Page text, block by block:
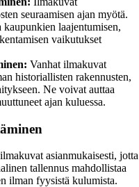
seuraamisen ajan myötä.
kaupunkien laajentumisen,
vaikutukset
Vanhat ilmakuvat
historiallisten rakennusten,
Ne voivat auttaa
ajan kuluessa.
asianmukaisesti, jotta
tallennus mahdollistaa
ilman fyysistä kulumista.